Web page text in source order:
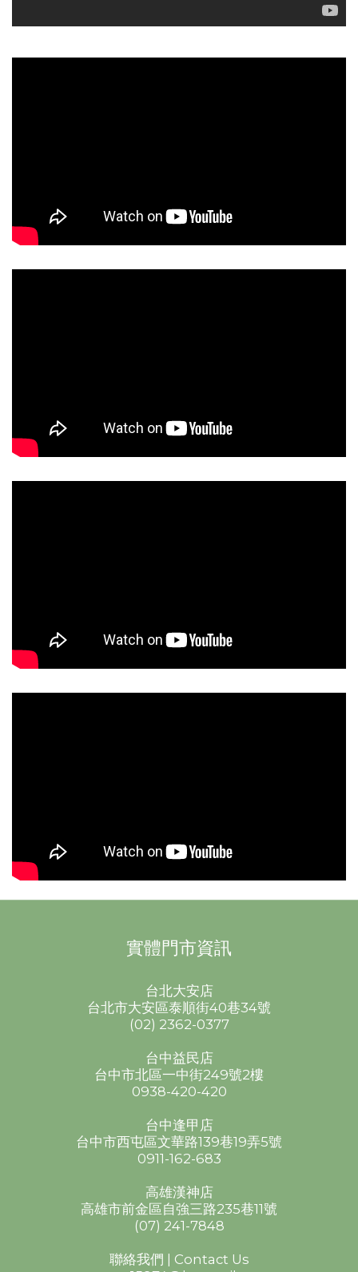
實體門市資訊
台北大安店
台北市大安區泰順街40巷34號
(02) 2362-0377
台中益民店
台中市北區一中街249號2樓
0938-420-420
台中逢甲店
台中市西屯區文華路139巷19弄5號
0911-162-683
高雄漢神店
高雄市前金區自強三路235巷11號
(07) 241-7848
聯絡我們 | Contact Us